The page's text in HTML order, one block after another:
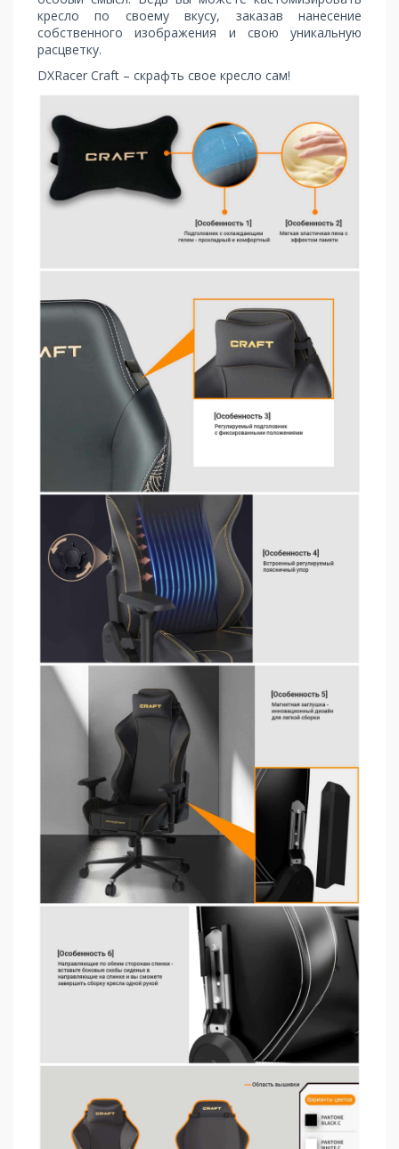
кресло по своему вкусу, заказав нанесение
собственного изображения и свою уникальную
расцветку.
DXRacer Craft – скрафть свое кресло сам!